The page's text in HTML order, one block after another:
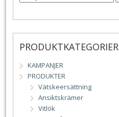
PRODUKTKATEGORIER
KAMPANJER
PRODUKTER
Vätskeersättning
Ansiktskrämer
Vitlök